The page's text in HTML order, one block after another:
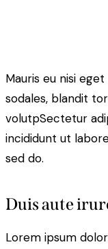
Mauris eu nisi
sodales, blandit
volutpSectetur
incididunt ut
sed do.
Duis aute
Lorem ipsum